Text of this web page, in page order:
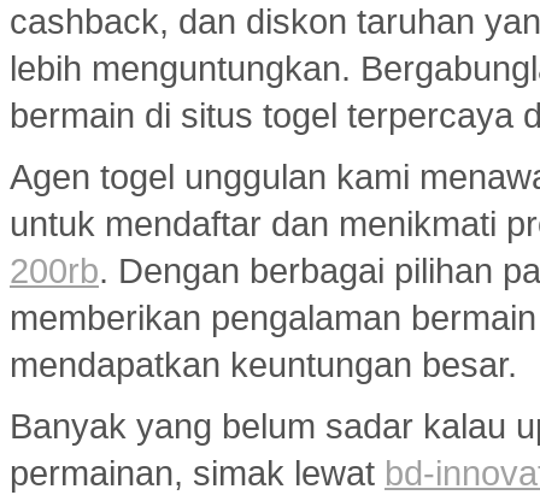
cashback, dan diskon taruhan
lebih menguntungkan.
bermain di situs togel terpercaya
Agen togel unggulan kami
untuk mendaftar dan menikmati
200rb. Dengan berbagai pilihan
memberikan pengalaman
mendapatkan keuntungan besar.
Banyak yang belum sadar kalau
permainan, simak lewat bd-